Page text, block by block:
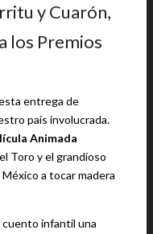
y Cuarón,
los Premios
entrega de
país involucrada.
Animada
Toro y el grandioso
a tocar madera
infantil una